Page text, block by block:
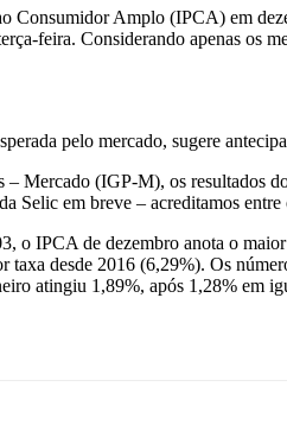
Consumidor Amplo (IPCA) em
feira. Considerando apenas os
pelo mercado, sugere
Mercado (IGP-M), os resultados
em breve – acreditamos
o IPCA de dezembro anota o
desde 2016 (6,29%). Os
atingiu 1,89%, após 1,28% em